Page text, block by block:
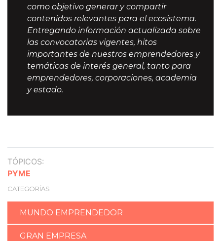
como objetivo generar y compartir
contenidos relevantes para el ecosistema.
Entregando información actualizada sobre
las convocatorias vigentes, hitos
importantes de nuestros emprendedores y
temáticas de interés general, tanto para
emprendedores, corporaciones, academia
y estado.
TÓPICOS:
PYME
CATEGORÍAS
MUNDO EMPRENDEDOR
GRAN EMPRESA